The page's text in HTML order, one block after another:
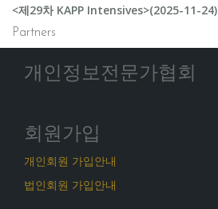
<제29차 KAPP Intensives>(2025-11-24)
Partners
개인정보전문가협회
회원가입
개인회원 가입안내
법인회원 가입안내